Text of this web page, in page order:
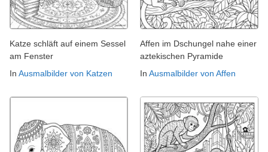
Katze schläft auf einem Sessel
am Fenster
In Ausmalbilder von Katzen
Affen im Dschungel nahe einer
aztekischen Pyramide
In Ausmalbilder von Affen